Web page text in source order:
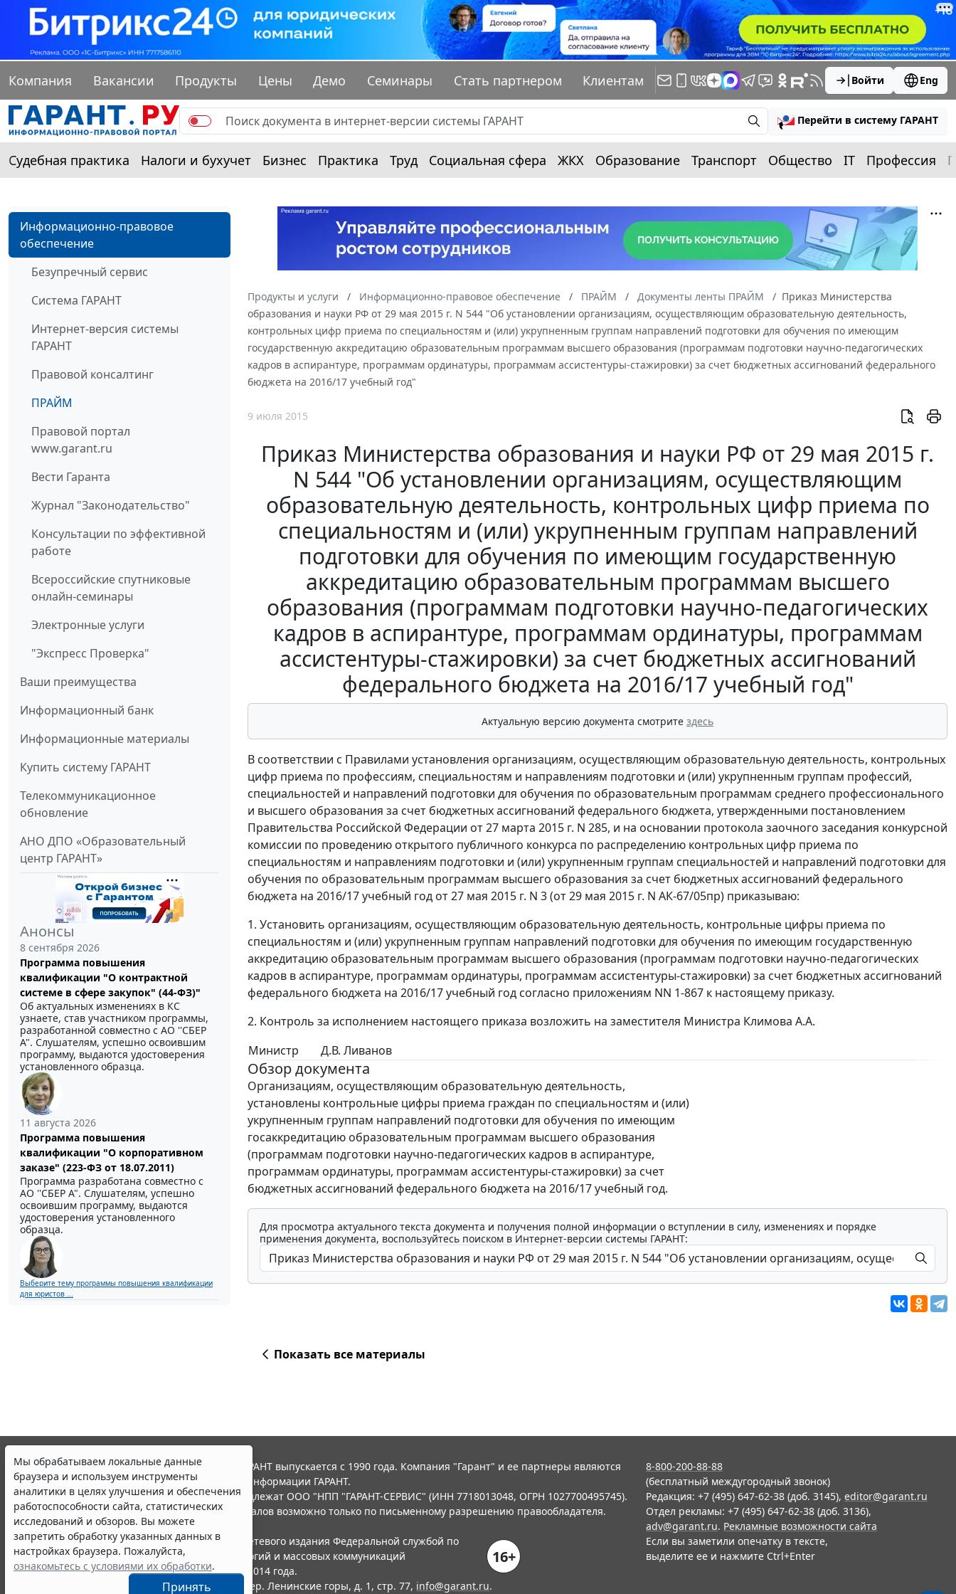
Компания Вакансии Продукты Цены Демо Семинары Стать партнером Клиентам Войти Eng
Перейти в систему ГАРАНТ
Судебная практика Налоги и бухучет Бизнес Практика Труд Социальная сфера ЖКХ Образование Транспорт Общество IT Профессия
Информационно-правовое
обеспечение
Безупречный сервис
Система ГАРАНТ
Интернет-версия системы
ГАРАНТ
Правовой консалтинг
ПРАЙМ
Правовой портал
www.garant.ru
Вести Гаранта
Журнал "Законодательство"
Консультации по эффективной
работе
Всероссийские спутниковые
онлайн-семинары
Электронные услуги
"Экспресс Проверка"
Ваши преимущества
Информационный банк
Информационные материалы
Купить систему ГАРАНТ
Телекоммуникационное
обновление
АНО ДПО «Образовательный
центр ГАРАНТ»
Анонсы
8 сентября 2026
Программа повышения
квалификации "О контрактной
системе в сфере закупок" (44-ФЗ)"
Об актуальных изменениях в КС
узнаете, став участником программы,
разработанной совместно с АО ''СБЕР
А". Слушателям, успешно освоившим
программу, выдаются удостоверения
установленного образца.
11 августа 2026
Программа повышения
квалификации "О корпоративном
заказе" (223-ФЗ от 18.07.2011)
Программа разработана совместно с
АО ''СБЕР А". Слушателям, успешно
освоившим программу, выдаются
удостоверения установленного
образца.
Выберите тему программы повышения квалификации
для юристов ...
Продукты и услуги Информационно-правовое обеспечение ПРАЙМ Документы ленты ПРАЙМ
Приказ Министерства
образования и науки РФ от 29 мая 2015 г. N 544 "Об установлении организациям, осуществляющим образовательную деятельность,
контрольных цифр приема по специальностям и (или) укрупненным группам направлений подготовки для обучения по имеющим
государственную аккредитацию образовательным программам высшего образования (программам подготовки научно-педагогических
кадров в аспирантуре, программам ординатуры, программам ассистентуры-стажировки) за счет бюджетных ассигнований федерального
бюджета на 2016/17 учебный год"
9 июля 2015
Приказ Министерства образования и науки РФ от 29 мая 2015 г.
N 544 "Об установлении организациям, осуществляющим
образовательную деятельность, контрольных цифр приема по
специальностям и (или) укрупненным группам направлений
подготовки для обучения по имеющим государственную
аккредитацию образовательным программам высшего
образования (программам подготовки научно-педагогических
кадров в аспирантуре, программам ординатуры, программам
ассистентуры-стажировки) за счет бюджетных ассигнований
федерального бюджета на 2016/17 учебный год"
Актуальную версию документа смотрите здесь
В соответствии с Правилами установления организациям, осуществляющим образовательную деятельность, контрольных
цифр приема по профессиям, специальностям и направлениям подготовки и (или) укрупненным группам профессий,
специальностей и направлений подготовки для обучения по образовательным программам среднего профессионального
и высшего образования за счет бюджетных ассигнований федерального бюджета, утвержденными постановлением
Правительства Российской Федерации от 27 марта 2015 г. N 285, и на основании протокола заочного заседания конкурсной
комиссии по проведению открытого публичного конкурса по распределению контрольных цифр приема по
специальностям и направлениям подготовки и (или) укрупненным группам специальностей и направлений подготовки для
обучения по образовательным программам высшего образования за счет бюджетных ассигнований федерального
бюджета на 2016/17 учебный год от 27 мая 2015 г. N 3 (от 29 мая 2015 г. N АК-67/05пр) приказываю:
1. Установить организациям, осуществляющим образовательную деятельность, контрольные цифры приема по
специальностям и (или) укрупненным группам направлений подготовки для обучения по имеющим государственную
аккредитацию образовательным программам высшего образования (программам подготовки научно-педагогических
кадров в аспирантуре, программам ординатуры, программам ассистентуры-стажировки) за счет бюджетных ассигнований
федерального бюджета на 2016/17 учебный год согласно приложениям NN 1-867 к настоящему приказу.
2. Контроль за исполнением настоящего приказа возложить на заместителя Министра Климова А.А.
Министр
Д.В. Ливанов
Обзор документа
Организациям, осуществляющим образовательную деятельность,
установлены контрольные цифры приема граждан по специальностям и (или)
укрупненным группам направлений подготовки для обучения по имеющим
госаккредитацию образовательным программам высшего образования
(программам подготовки научно-педагогических кадров в аспирантуре,
программам ординатуры, программам ассистентуры-стажировки) за счет
бюджетных ассигнований федерального бюджета на 2016/17 учебный год.
Для просмотра актуального текста документа и получения полной информации о вступлении в силу, изменениях и порядке
применения документа, воспользуйтесь поиском в Интернет-версии системы ГАРАНТ:
Показать все материалы
Мы обрабатываем локальные данные
браузера и используем инструменты
аналитики в целях улучшения и обеспечения
работоспособности сайта, статистических
исследований и обзоров. Вы можете
запретить обработку указанных данных в
настройках браузера. Пожалуйста,
ознакомьтесь с условиями их обработки.
Принять
© ООО "НПП "ГАРАНТ-СЕРВИС", 2026. Система ГАРАНТ выпускается с 1990 года. Компания "Гарант" и ее партнеры являются
участниками Российской ассоциации правовой информации ГАРАНТ.
Все права на материалы сайта ГАРАНТ.РУ принадлежат ООО "НПП "ГАРАНТ-СЕРВИС" (ИНН 7718013048, ОГРН 1027700495745).
Полное или частичное воспроизведение материалов возможно только по письменному разрешению правообладателя.
Правила использования портала.
Портал ГАРАНТ.РУ зарегистрирован в качестве сетевого издания Федеральной службой по
надзору в сфере связи,информационных технологий и массовых коммуникаций
(Роскомнадзором), Эл № ФС77-58365 от 18 июня 2014 года.
16+
ООО "НПП "ГАРАНТ-СЕРВИС", 119234, г. Москва, тер. Ленинские горы, д. 1, стр. 77, info@garant.ru.
8-800-200-88-88
(бесплатный междугородный звонок)
Редакция: +7 (495) 647-62-38 (доб. 3145), editor@garant.ru
Отдел рекламы: +7 (495) 647-62-38 (доб. 3136),
adv@garant.ru. Рекламные возможности сайта
Если вы заметили опечатку в тексте,
выделите ее и нажмите Ctrl+Enter